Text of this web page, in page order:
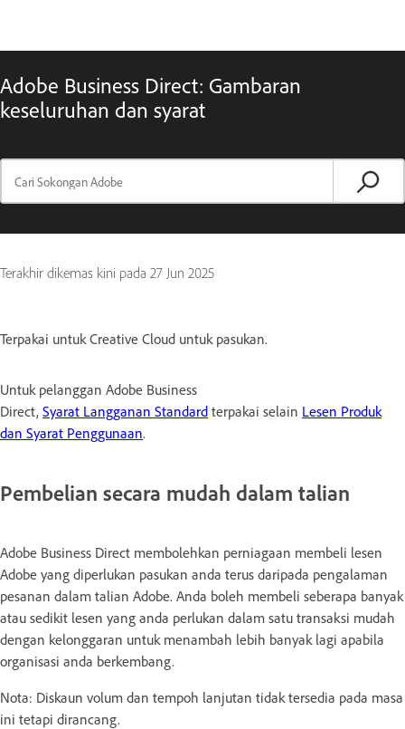
Adobe Business Direct: Gambaran
keseluruhan dan syarat
Terakhir dikemas kini pada 27 Jun 2025
Terpakai untuk Creative Cloud untuk pasukan.
Untuk pelanggan Adobe Business
Direct, Syarat Langganan Standard terpakai selain Lesen Produk
dan Syarat Penggunaan.
Pembelian secara mudah dalam talian
Adobe Business Direct membolehkan perniagaan membeli lesen
Adobe yang diperlukan pasukan anda terus daripada pengalaman
pesanan dalam talian Adobe. Anda boleh membeli seberapa banyak
atau sedikit lesen yang anda perlukan dalam satu transaksi mudah
dengan kelonggaran untuk menambah lebih banyak lagi apabila
organisasi anda berkembang.
Nota: Diskaun volum dan tempoh lanjutan tidak tersedia pada masa
ini tetapi dirancang.